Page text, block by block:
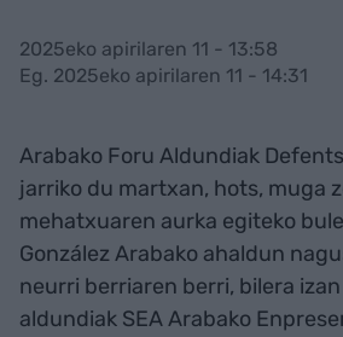
2025eko apirilaren 11 - 13:58
Eg. 2025eko apirilaren 11 - 14:31
Arabako Foru Aldundiak
jarriko du martxan, hots, muga
mehatxuaren aurka egiteko
González Arabako ahaldun
neurri berriaren berri, bilera
aldundiak SEA Arabako